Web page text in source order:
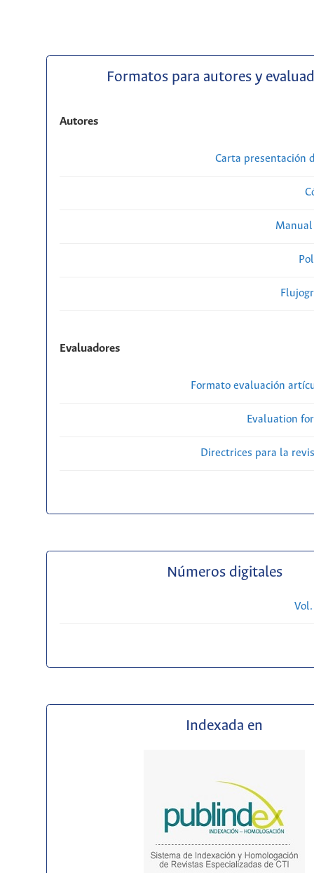
Formatos para autores y
Autores
Carta presentación
Evaluadores
Formato evaluación
Evaluation
Directrices para la
Números digitales
Indexada en